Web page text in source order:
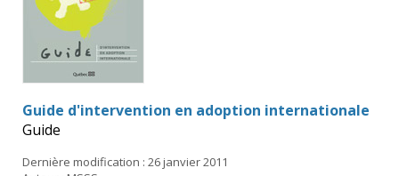
Guide d'intervention en adoption internationale
Guide
Dernière modification : 26 janvier 2011